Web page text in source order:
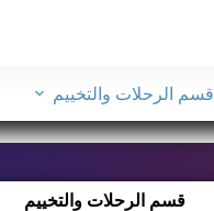
قسم الرحلات والتخييم
قسم الرحلات والتخييم